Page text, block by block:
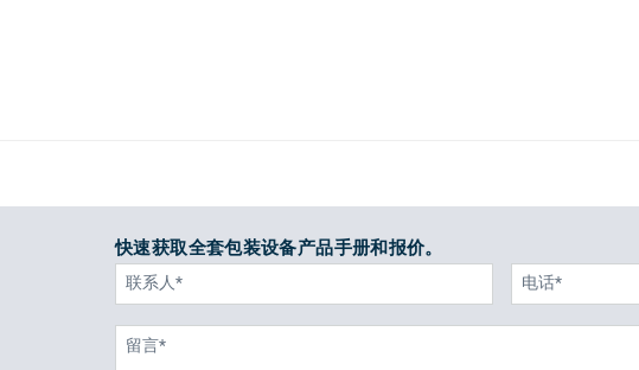
快速获取全套包装设备产品手册和报价。